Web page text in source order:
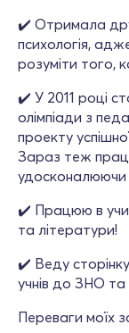
✔️ Отримала
психологія,
розуміти того,
✔️ У 2011 році
олімпіади з
проекту
Зараз теж
удосконалюючи
✔️ Працюю в
та літератури!
✔️ Веду
учнів до ЗНО
Переваги моїх